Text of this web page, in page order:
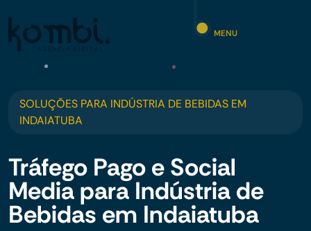
MENU
SOLUÇÕES PARA INDÚSTRIA DE BEBIDAS EM
INDAIATUBA
Tráfego Pago e Social
Media para Indústria de
Bebidas em Indaiatuba